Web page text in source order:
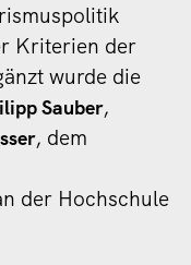
Kriterien der
wurde die
Sauber,
, dem
der Hochschule